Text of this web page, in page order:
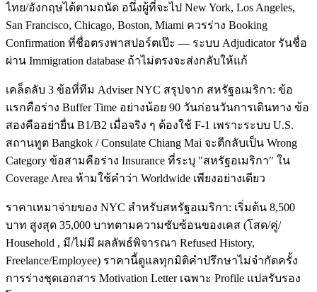
ไทย/อังกฤษได้ตามถนัด อนึ่งผู้ที่จะไป New York, Los Angeles,
San Francisco, Chicago, Boston, Miami ควรร่าง Booking
Confirmation ที่ชื่อตรงพาสปอร์ตเป๊ะ — ระบบ Adjudicator รันชื่อ
ผ่าน Immigration database ถ้าไม่ตรงจะส่งกลับให้แก้
เคล็ดลับ 3 ข้อที่ทีม Adviser NYC สรุปจาก สหรัฐอเมริกา: ข้อ
แรกคือร่าง Buffer Time อย่างน้อย 90 วันก่อนวันการเดินทาง ข้อ
สองคืออย่ายื่น B1/B2 เมื่อจริง ๆ ต้องใช้ F-1 เพราะระบบ U.S.
สถานทูต Bangkok / Consulate Chiang Mai จะตีกลับเป็น Wrong
Category ข้อสามคือร่าง Insurance ที่ระบุ "สหรัฐอเมริกา" ใน
Coverage Area ห้ามใช้คำว่า Worldwide เพียงอย่างเดียว
ราคาเหมาจ่ายของ NYC สำหรับสหรัฐอเมริกา: เริ่มต้น 8,500
บาท สูงสุด 35,000 บาทตามความซับซ้อนของเคส (โสด/คู่/
Household , มี/ไม่มี ผลลัพธ์พิจารณา Refused History,
Freelance/Employee) ราคานี้ดูแลทุกมิติคำปรึกษาไม่จำกัดครั้ง
การร่างชุดเอกสาร Motivation Letter เฉพาะ Profile แปลรับรอง